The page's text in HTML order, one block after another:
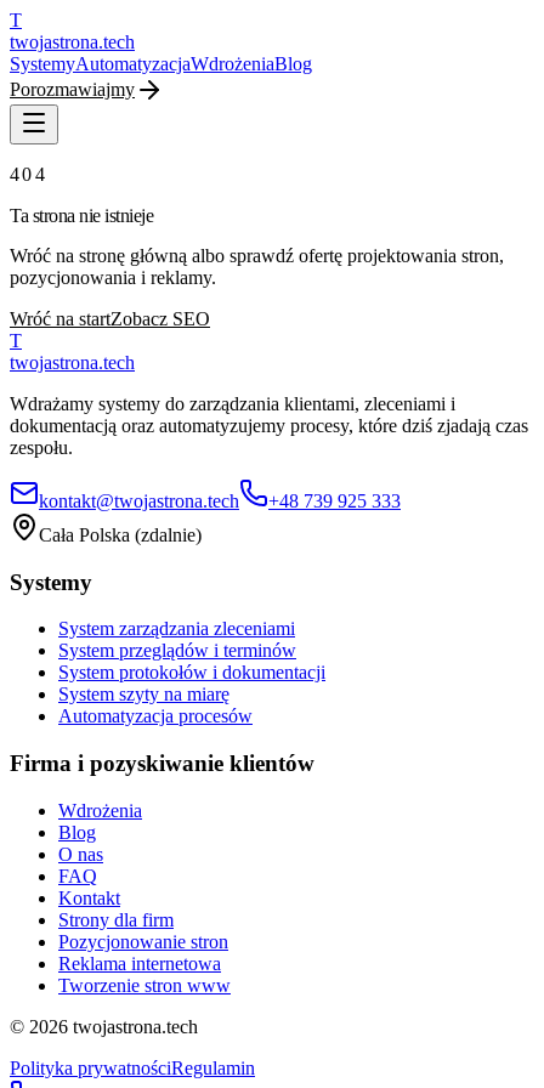
T
twojastrona.tech
SystemyAutomatyzacjaWdrożeniaBlog
Porozmawiajmy
404
Ta strona nie istnieje
Wróć na stronę główną albo sprawdź ofertę projektowania stron,
pozycjonowania i reklamy.
Wróć na startZobacz SEO
T
twojastrona.tech
Wdrażamy systemy do zarządzania klientami, zleceniami i
dokumentacją oraz automatyzujemy procesy, które dziś zjadają czas
zespołu.
kontakt@twojastrona.tech
+48 739 925 333
Cała Polska (zdalnie)
Systemy
System zarządzania zleceniami
System przeglądów i terminów
System protokołów i dokumentacji
System szyty na miarę
Automatyzacja procesów
Firma i pozyskiwanie klientów
Wdrożenia
Blog
O nas
FAQ
Kontakt
Strony dla firm
Pozycjonowanie stron
Reklama internetowa
Tworzenie stron www
© 2026 twojastrona.tech
Polityka prywatnościRegulamin